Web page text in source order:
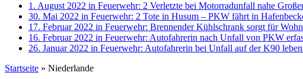
1. August 2022 in Feuerwehr: 2 Verletzte bei Motorradunfall nahe
30. Mai 2022 in Feuerwehr: 2 Tote in Husum – PKW fährt in
17. Februar 2022 in Feuerwehr: Brennender Kühlschrank sorgt für
16. Februar 2022 in Feuerwehr: Autofahrerin nach Unfall von PKW
26. Januar 2022 in Feuerwehr: Autofahrerin bei Unfall auf der K90
Startseite » Niederlande